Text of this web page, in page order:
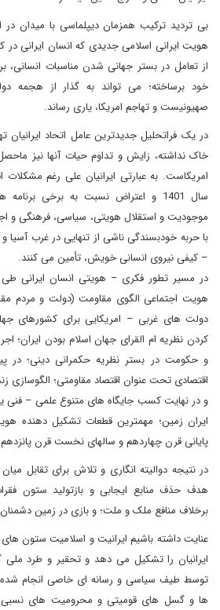
بی تردید ترکیب همزمان دیپلماسی با میدان در
هویت ایرانی اسلامی جدیدی که انسان ایرانی
از تعامل در بستر جهانی شدن مناسبات
خود برساخته؛ می تواند به گذار از هجمه
صهیونیست و تهاجم امریکا، یاری رساند.
در یک فراتحلیل جدیدترین عامل اتحاد
خاک نداشته، زایش و تداوم حیات آنها نیز
امریکاست. به عبارتی ایرانیان علی رغم مشکلات
سال 1401 و اعتراض نسبت به برخی
موجودیت و استقلال هویتی، سیاسی، فرهنگی و
با حربه خودبسندگی ناشی از تنهایی در غرب آسیا
– کیفی نیروی انسانی خویش، تأمین می کنند.
در مسیر تطور فکری – هویتی انسان ایرانی
هویت اجتماعی الگوی مقاومت (دولت و مردم
دولت های غربی – امریکایی برای کشورهای
کردن نظریه ام القرای جهان اسلام بودن ایران؛
و حکومت در بستر نظریه حکمرانی دینی؛ در
اقتصادی تحت عنوان اقتصاد مقاومتی؛ الگوسازی
و در نهایت کسب جایگاه های متنوع علمی – فنی
ایران زمین؛ مهمترین قطعات تشکیل دهنده
پایانی قرن چهاردهم و سالهای نخست قرن
در نتیجه دوالیته انگاری و تلاش برای تقابل
هدف حذف منابع ایجابی و بازتولید ستون
برخلاف منافع ملک و ملت؛ و بازی در زمین
عنایت داشته باشیم ایرانیت و اسلامیت ستون
ایرانیان را تشکیل می دهد و تحقیر و طرد
توسط طیف سیاسی و رسانه ای خاصی انجام
ها و گسل های قومیتی و محرومیت های نسبی